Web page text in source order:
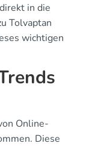
in die
Tolvaptan
wichtigen
Online-
Diese